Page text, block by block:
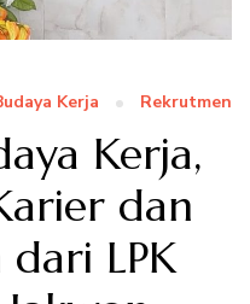
Kerja Rekrutmen
Kerja,
dan
LPK